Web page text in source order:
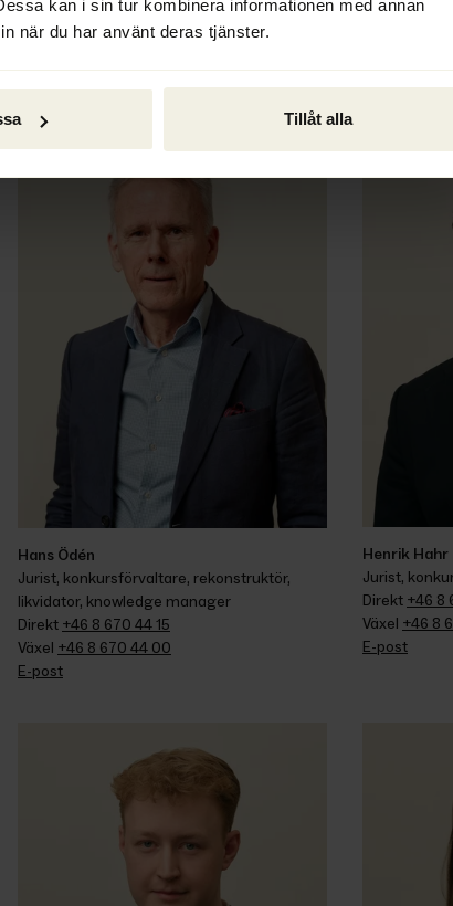
kan i sin tur kombinera informationen med annan
när du har använt deras tjänster.
Tillåt alla
Hans Ödén
Jurist, konkursförvaltare, rekonstruktör,
likvidator, knowledge manager
Direkt +46 8 670 44 15
Växel +46 8 670 44 00
E-post
Henrik Hahr
Jurist,
Direkt +46 8
Växel +46 8
E-post